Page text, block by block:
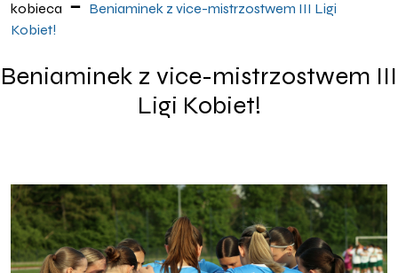
kobieca
Beniaminek z vice-mistrzostwem III Ligi
Kobiet!
Beniaminek z vice-mistrzostwem III
Ligi Kobiet!